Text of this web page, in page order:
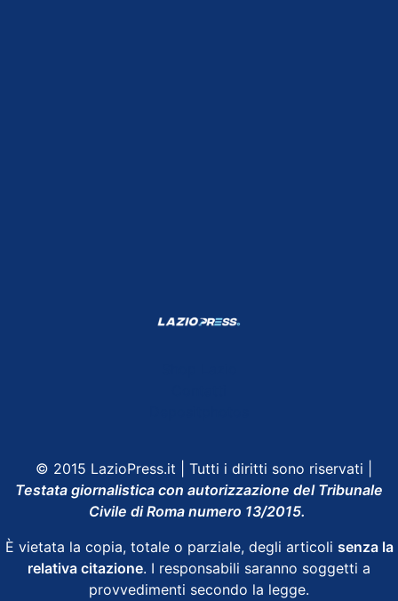
© 2015 LazioPress.it | Tutti i diritti sono riservati |
Testata giornalistica con autorizzazione del Tribunale
Civile di Roma numero 13/2015.
È vietata la copia, totale o parziale, degli articoli senza la
relativa citazione. I responsabili saranno soggetti a
provvedimenti secondo la legge.